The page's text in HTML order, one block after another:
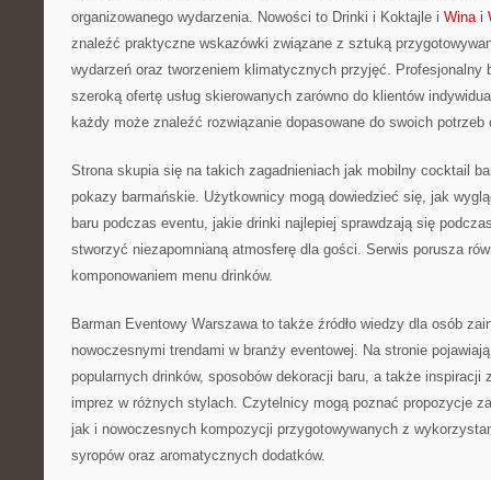
organizowanego wydarzenia. Nowości to Drinki i Koktajle i Wina i
znaleźć praktyczne wskazówki związane z sztuką
wydarzeń oraz tworzeniem klimatycznych przyjęć. Profesjonalny
szeroką ofertę usług skierowanych zarówno do klientów
każdy może znaleźć rozwiązanie dopasowane do swoich
Strona skupia się na takich zagadnieniach jak mobilny cocktail
pokazy barmańskie. Użytkownicy mogą dowiedzieć się, jak
baru podczas eventu, jakie drinki najlepiej sprawdzają się
stworzyć niezapomnianą atmosferę dla gości. Serwis porusza
komponowaniem menu drinków.
Barman Eventowy Warszawa to także źródło wiedzy dla osób
nowoczesnymi trendami w branży eventowej. Na stronie
popularnych drinków, sposobów dekoracji baru, a także inspiracji
imprez w różnych stylach. Czytelnicy mogą poznać propozycje
jak i nowoczesnych kompozycji przygotowywanych z
syropów oraz aromatycznych dodatków.